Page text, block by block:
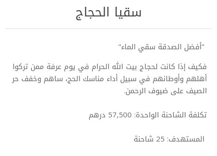
سقيا الحجاج
"أفضل الصدقة سقي الماء"
فكيف إذا كانت لحجاج بيت الله الحرام في يوم عرفة ممن تركوا
أهلهم وأوطانهم في سبيل أداء مناسك الحج، ساهم وخفف حر
الصيف على ضيوف الرحمن.
تكلفة الشاحنة الواحدة: 57,500 درهم
المستهدف: 25 شاحنة